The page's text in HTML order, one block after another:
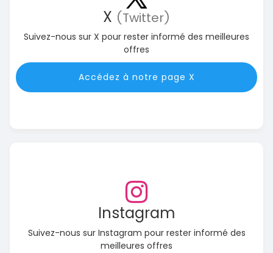
X (Twitter)
Suivez-nous sur X pour rester informé des meilleures
offres
Accédez à notre page X
Instagram
Suivez-nous sur Instagram pour rester informé des
meilleures offres